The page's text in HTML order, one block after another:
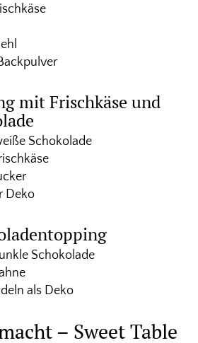
mit Frischkäse und
Schokolade
Deko
Schokolade
als Deko
– Sweet Table